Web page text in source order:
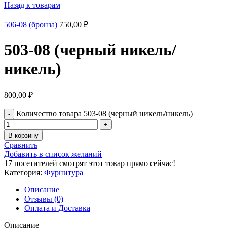
Назад к товарам
506-08 (бронза) 750,00 ₽
503-08 (черный никель/
никель)
800,00 ₽
Количество товара 503-08 (черный никель/никель)
В корзину
Сравнить
Добавить в список желаний
17 посетителей смотрят этот товар прямо сейчас!
Категория: Фурнитура
Описание
Отзывы (0)
Оплата и Доставка
Описание